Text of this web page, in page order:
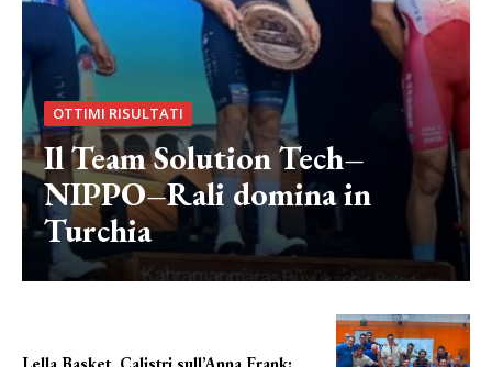
OTTIMI RISULTATI
Il Team Solution Tech–
NIPPO–Rali domina in
Turchia